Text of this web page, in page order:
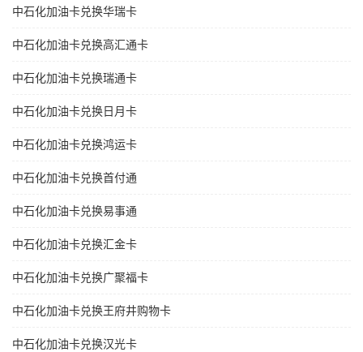
中石化加油卡兑换华瑞卡
中石化加油卡兑换高汇通卡
中石化加油卡兑换瑞通卡
中石化加油卡兑换日月卡
中石化加油卡兑换鸿运卡
中石化加油卡兑换首付通
中石化加油卡兑换易事通
中石化加油卡兑换汇金卡
中石化加油卡兑换广聚福卡
中石化加油卡兑换王府井购物卡
中石化加油卡兑换汉光卡